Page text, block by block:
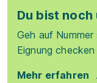
Du bist
Geh auf
Eignung
Mehr erfahren